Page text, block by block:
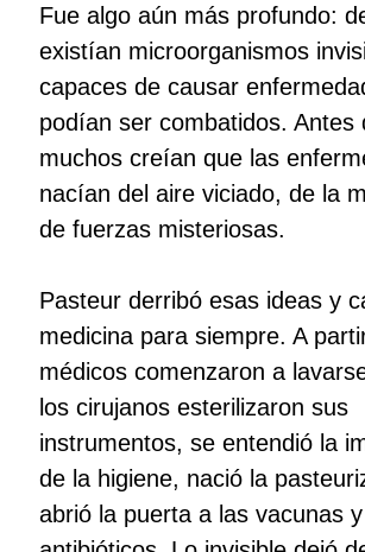
Fue algo aún más profundo:
existían microorganismos
capaces de causar
podían ser combatidos. Antes
muchos creían que las
nacían del aire viciado, de la
de fuerzas misteriosas.
Pasteur derribó esas ideas y
medicina para siempre. A
médicos comenzaron a
los cirujanos esterilizaron sus
instrumentos, se entendió la
de la higiene, nació la
abrió la puerta a las vacunas